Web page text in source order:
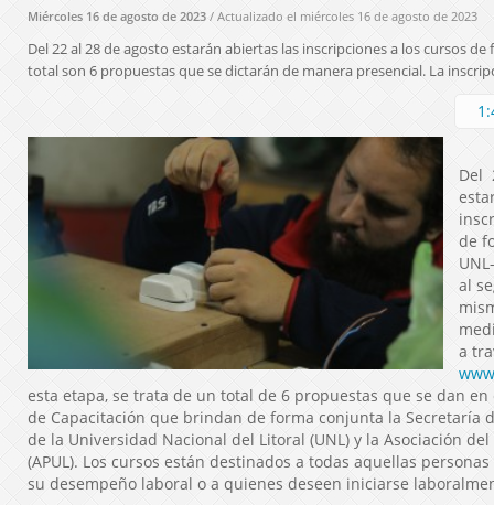
Miércoles 16 de agosto de 2023 / Actualizado el miércoles 16 de agosto de 2023
Del 22 al 28 de agosto estarán abiertas las inscripciones a los cursos
total son 6 propuestas que se dictarán de manera presencial. La
Del
de
al
a
esta etapa, se trata de un total de 6 propuestas que se dan
de Capacitación que brindan de forma conjunta la Secretaría
de la Universidad Nacional del Litoral (UNL) y la Asociación
(APUL). Los cursos están destinados a todas aquellas
su desempeño laboral o a quienes deseen iniciarse